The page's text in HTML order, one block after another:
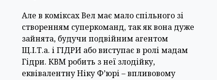
Але в коміксах Вел має мало спільного зі
створенням суперкоманд, так як вона дуже
зайнята, будучи подвійним агентом
Щ.І.Т.а. і ГІДРИ або виступає в ролі мадам
Гідри. КВМ робить з неї злодійку,
еквівалентну Ніку Ф’юрі – впливовому